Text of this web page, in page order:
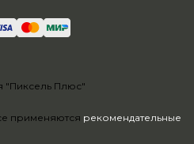
применяются рекомендательные
"Пиксель Плюс"